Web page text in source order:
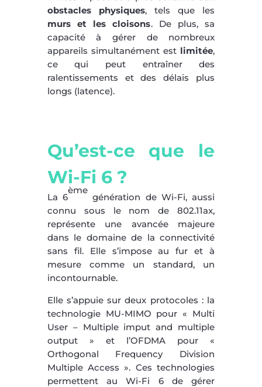
obstacles physiques, tels que les
murs et les cloisons. De plus, sa
capacité à gérer de nombreux
appareils simultanément est limitée,
ce qui peut entraîner des
ralentissements et des délais plus
longs (latence).
Qu’est-ce que le
Wi-Fi 6 ?
La 6
ème
génération de Wi-Fi, aussi
connu sous le nom de 802.11ax,
représente une avancée majeure
dans le domaine de la connectivité
sans fil. Elle s’impose au fur et à
mesure comme un standard, un
incontournable.
Elle s’appuie sur deux protocoles : la
technologie MU-MIMO pour « Multi
User – Multiple imput and multiple
output » et l’OFDMA pour «
Orthogonal Frequency Division
Multiple Access ». Ces technologies
permettent au Wi-Fi 6 de gérer